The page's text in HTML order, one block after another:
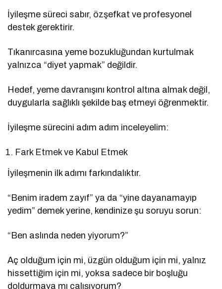
İyileşme süreci sabır, özşefkat ve profesyonel
destek gerektirir.
Tıkanırcasına yeme bozukluğundan kurtulmak
yalnızca “diyet yapmak” değildir.
Hedef, yeme davranışını kontrol altına almak değil,
duygularla sağlıklı şekilde baş etmeyi öğrenmektir.
İyileşme sürecini adım adım inceleyelim:
Fark Etmek ve Kabul Etmek
İyileşmenin ilk adımı farkındalıktır.
“Benim iradem zayıf” ya da “yine dayanamayıp
yedim” demek yerine, kendinize şu soruyu sorun:
“Ben aslında neden yiyorum?”
Aç olduğum için mi, üzgün olduğum için mi, yalnız
hissettiğim için mi, yoksa sadece bir boşluğu
doldurmaya mı çalışıyorum?